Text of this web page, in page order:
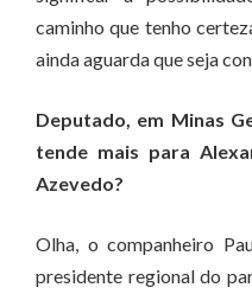
caminho que tenho
ainda aguarda que seja
Deputado, em Minas
tende mais para
Azevedo?
Olha, o companheiro
presidente regional do